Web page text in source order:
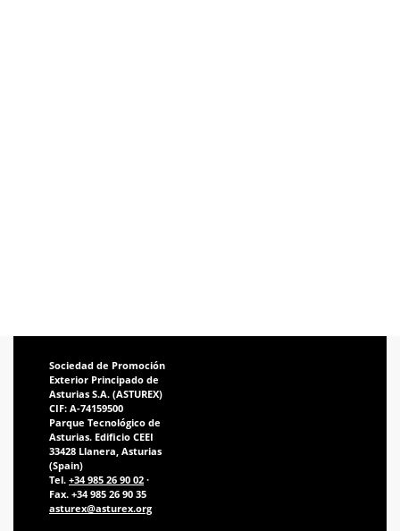
Sociedad de Promoción
Exterior Principado de
Asturias S.A. (ASTUREX)
CIF: A-74159500
Parque Tecnológico de
Asturias. Edificio CEEI
33428 Llanera, Asturias
(Spain)
Tel. +34 985 26 90 02 ·
Fax. +34 985 26 90 35
asturex@asturex.org